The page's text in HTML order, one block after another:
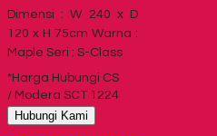
Dimensi : W 240 x D
120 x H 75cm Warna :
Maple Seri : S-Class
*Harga Hubungi CS
/ Modera SCT 1224
Hubungi Kami